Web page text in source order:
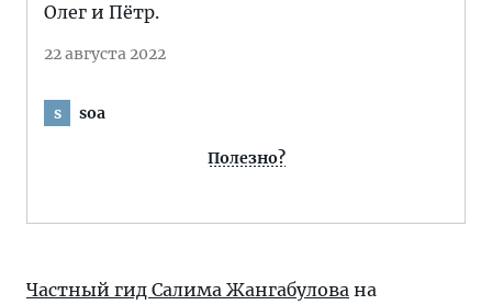
Олег и Пётр.
22 августа 2022
s soa
Полезно?
Частный гид Салима Жангабулова на